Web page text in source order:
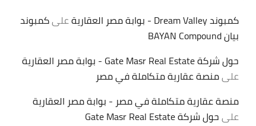
كمبوند Dream Valley - بوابة مصر العقارية علىكمبوند
بيان BAYAN Compound
حول شركة Gate Masr Real Estate - بوابة مصر العقارية
علىمنصة عقارية متكاملة في مصر
منصة عقارية متكاملة في مصر - بوابة مصر العقارية
علىحول شركة Gate Masr Real Estate